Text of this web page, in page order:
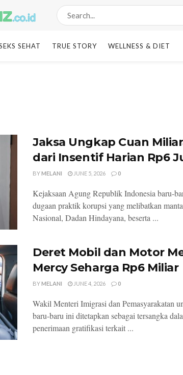
SEHAT TRUE STORY WELLNESS & DIET
Jaksa Ungkap Cuan
dari Insentif Harian Rp6
BYMELANI JUNE 5, 2026 0
Kejaksaan Agung Republik Indonesia baru-
dugaan praktik korupsi yang melibatkan
Nasional, Dadan Hindayana, beserta ...
Deret Mobil dan Motor
Mercy Seharga Rp6 Miliar
BYMELANI JUNE 4, 2026 0
Wakil Menteri Imigrasi dan Pemasyarakatan
baru-baru ini ditetapkan sebagai tersangka
penerimaan gratifikasi terkait ...